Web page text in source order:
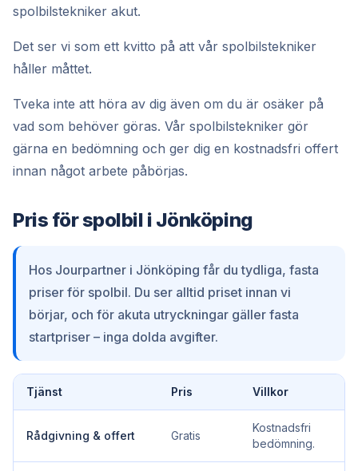
spolbilstekniker akut.
Det ser vi som ett kvitto på att vår spolbilstekniker
håller måttet.
Tveka inte att höra av dig även om du är osäker på
vad som behöver göras. Vår spolbilstekniker gör
gärna en bedömning och ger dig en kostnadsfri offert
innan något arbete påbörjas.
Pris för spolbil i Jönköping
Hos Jourpartner i Jönköping får du tydliga, fasta
priser för spolbil. Du ser alltid priset innan vi
börjar, och för akuta utryckningar gäller fasta
startpriser – inga dolda avgifter.
Tjänst Pris Villkor
Rådgivning & offert Gratis
Kostnadsfri
bedömning.